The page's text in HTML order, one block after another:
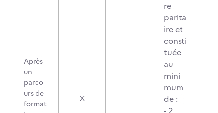
Après
un
parco
urs de
format
X
re
parita
ire et
consti
tuée
au
mini
mum
de :
- 2